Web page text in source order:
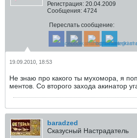
Регистрация: 20.04.2009
Сообщения: 4724
Переслать сообщение:
19.09.2010, 18:53
Не знаю про какого ты мухомора, я
ментов. Со второго захода акинатор
baradzed
Сказусный Настрадатель